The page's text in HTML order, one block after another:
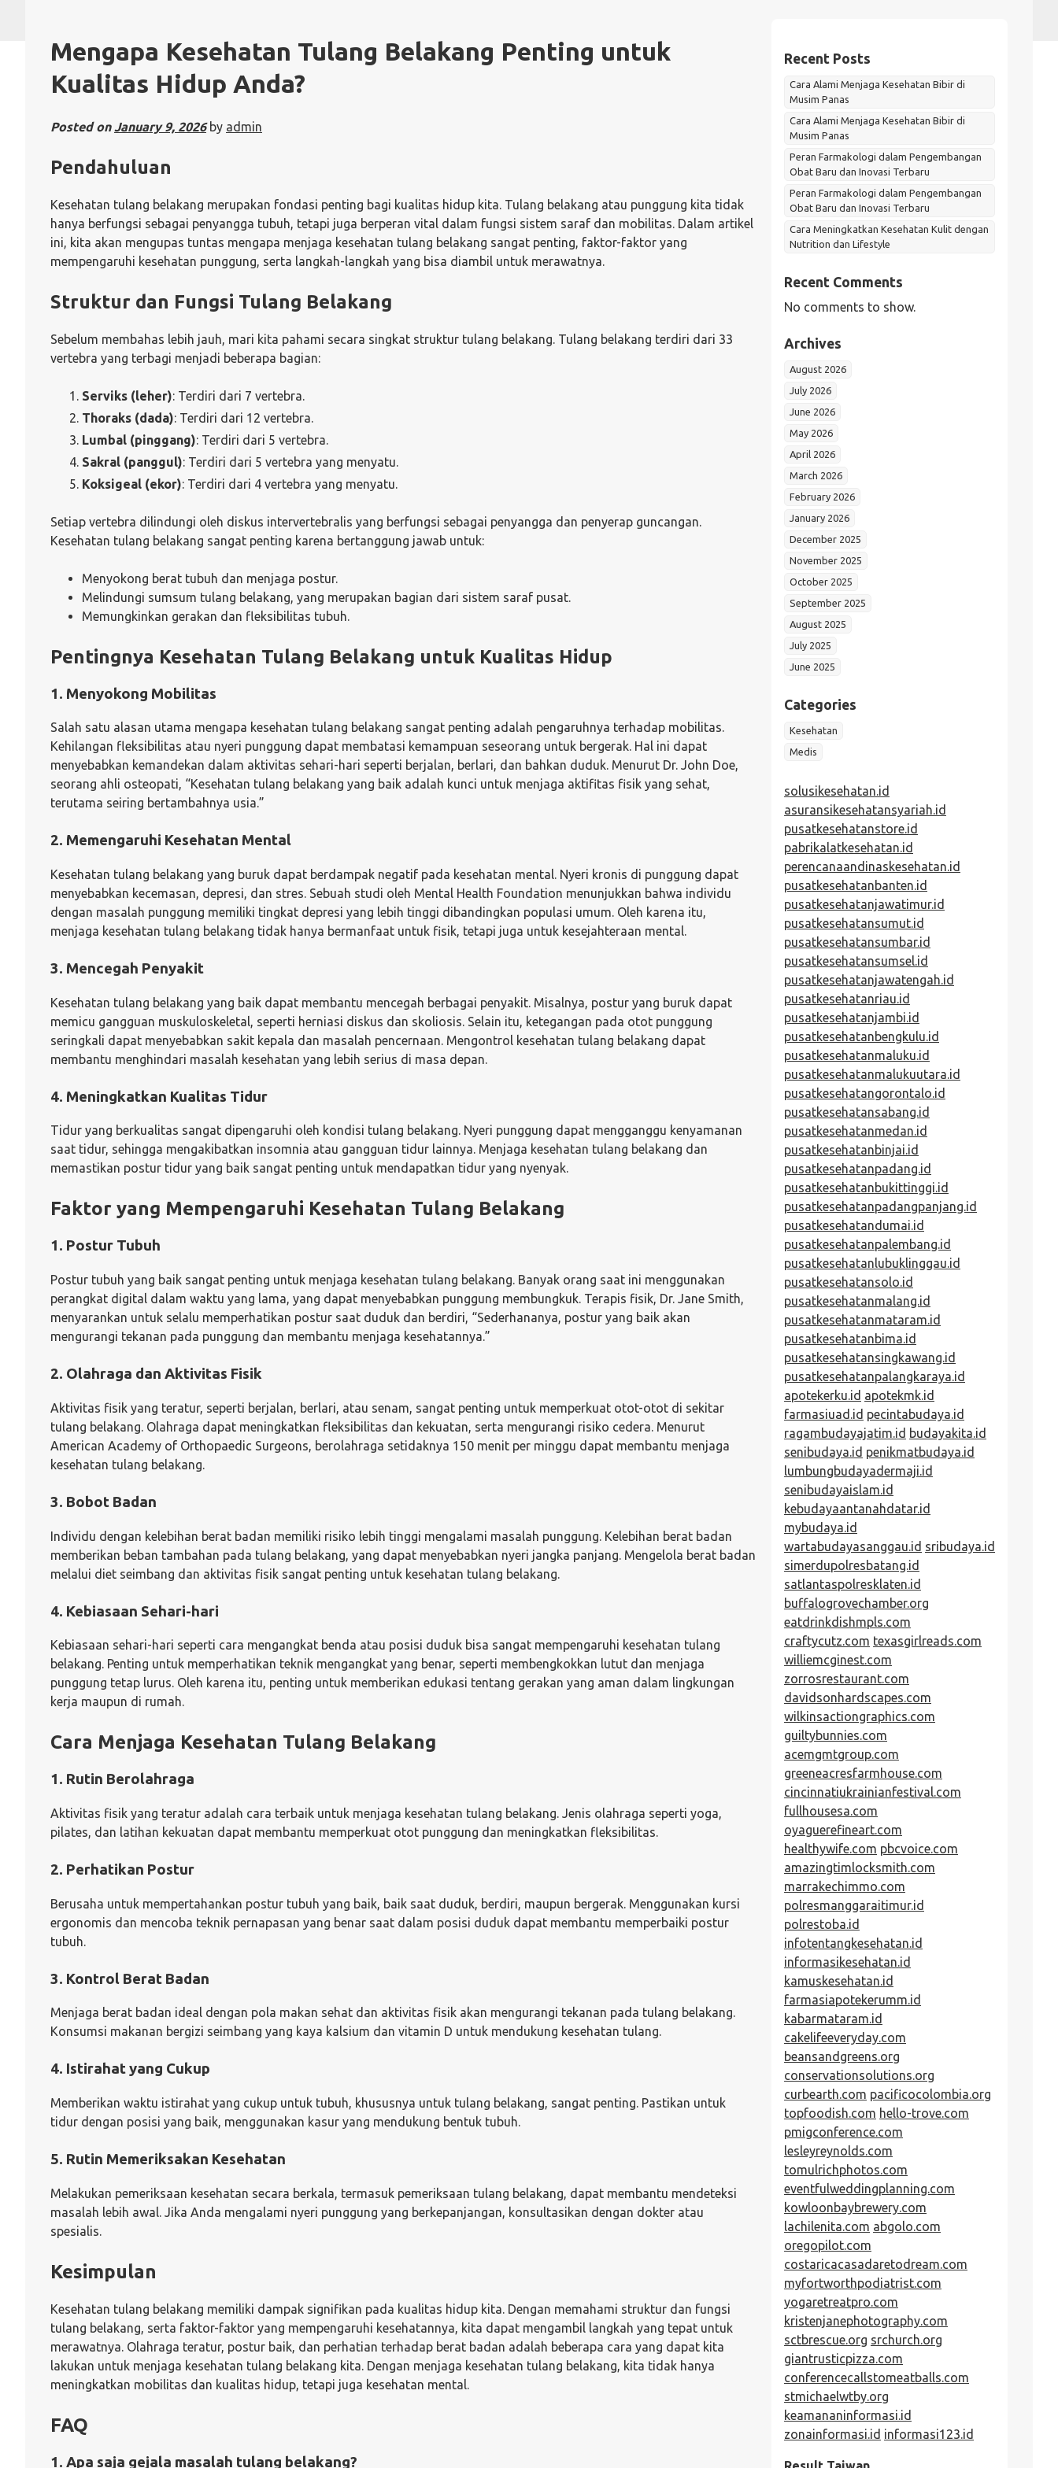
Mengapa Kesehatan Tulang Belakang Penting untuk
Kualitas Hidup Anda?
Posted onJanuary 9, 2026by admin
Pendahuluan
Kesehatan tulang belakang merupakan fondasi penting bagi kualitas hidup kita. Tulang belakang atau punggung kita tidak
hanya berfungsi sebagai penyangga tubuh, tetapi juga berperan vital dalam fungsi sistem saraf dan mobilitas. Dalam artikel
ini, kita akan mengupas tuntas mengapa menjaga kesehatan tulang belakang sangat penting, faktor-faktor yang
mempengaruhi kesehatan punggung, serta langkah-langkah yang bisa diambil untuk merawatnya.
Struktur dan Fungsi Tulang Belakang
Sebelum membahas lebih jauh, mari kita pahami secara singkat struktur tulang belakang. Tulang belakang terdiri dari 33
vertebra yang terbagi menjadi beberapa bagian:
Serviks (leher): Terdiri dari 7 vertebra.
Thoraks (dada): Terdiri dari 12 vertebra.
Lumbal (pinggang): Terdiri dari 5 vertebra.
Sakral (panggul): Terdiri dari 5 vertebra yang menyatu.
Koksigeal (ekor): Terdiri dari 4 vertebra yang menyatu.
Setiap vertebra dilindungi oleh diskus intervertebralis yang berfungsi sebagai penyangga dan penyerap guncangan.
Kesehatan tulang belakang sangat penting karena bertanggung jawab untuk:
Menyokong berat tubuh dan menjaga postur.
Melindungi sumsum tulang belakang, yang merupakan bagian dari sistem saraf pusat.
Memungkinkan gerakan dan fleksibilitas tubuh.
Pentingnya Kesehatan Tulang Belakang untuk Kualitas Hidup
1. Menyokong Mobilitas
Salah satu alasan utama mengapa kesehatan tulang belakang sangat penting adalah pengaruhnya terhadap mobilitas.
Kehilangan fleksibilitas atau nyeri punggung dapat membatasi kemampuan seseorang untuk bergerak. Hal ini dapat
menyebabkan kemandekan dalam aktivitas sehari-hari seperti berjalan, berlari, dan bahkan duduk. Menurut Dr. John Doe,
seorang ahli osteopati, “Kesehatan tulang belakang yang baik adalah kunci untuk menjaga aktifitas fisik yang sehat,
terutama seiring bertambahnya usia.”
2. Memengaruhi Kesehatan Mental
Kesehatan tulang belakang yang buruk dapat berdampak negatif pada kesehatan mental. Nyeri kronis di punggung dapat
menyebabkan kecemasan, depresi, dan stres. Sebuah studi oleh Mental Health Foundation menunjukkan bahwa individu
dengan masalah punggung memiliki tingkat depresi yang lebih tinggi dibandingkan populasi umum. Oleh karena itu,
menjaga kesehatan tulang belakang tidak hanya bermanfaat untuk fisik, tetapi juga untuk kesejahteraan mental.
3. Mencegah Penyakit
Kesehatan tulang belakang yang baik dapat membantu mencegah berbagai penyakit. Misalnya, postur yang buruk dapat
memicu gangguan muskuloskeletal, seperti herniasi diskus dan skoliosis. Selain itu, ketegangan pada otot punggung
seringkali dapat menyebabkan sakit kepala dan masalah pencernaan. Mengontrol kesehatan tulang belakang dapat
membantu menghindari masalah kesehatan yang lebih serius di masa depan.
4. Meningkatkan Kualitas Tidur
Tidur yang berkualitas sangat dipengaruhi oleh kondisi tulang belakang. Nyeri punggung dapat mengganggu kenyamanan
saat tidur, sehingga mengakibatkan insomnia atau gangguan tidur lainnya. Menjaga kesehatan tulang belakang dan
memastikan postur tidur yang baik sangat penting untuk mendapatkan tidur yang nyenyak.
Faktor yang Mempengaruhi Kesehatan Tulang Belakang
1. Postur Tubuh
Postur tubuh yang baik sangat penting untuk menjaga kesehatan tulang belakang. Banyak orang saat ini menggunakan
perangkat digital dalam waktu yang lama, yang dapat menyebabkan punggung membungkuk. Terapis fisik, Dr. Jane Smith,
menyarankan untuk selalu memperhatikan postur saat duduk dan berdiri, “Sederhananya, postur yang baik akan
mengurangi tekanan pada punggung dan membantu menjaga kesehatannya.”
2. Olahraga dan Aktivitas Fisik
Aktivitas fisik yang teratur, seperti berjalan, berlari, atau senam, sangat penting untuk memperkuat otot-otot di sekitar
tulang belakang. Olahraga dapat meningkatkan fleksibilitas dan kekuatan, serta mengurangi risiko cedera. Menurut
American Academy of Orthopaedic Surgeons, berolahraga setidaknya 150 menit per minggu dapat membantu menjaga
kesehatan tulang belakang.
3. Bobot Badan
Individu dengan kelebihan berat badan memiliki risiko lebih tinggi mengalami masalah punggung. Kelebihan berat badan
memberikan beban tambahan pada tulang belakang, yang dapat menyebabkan nyeri jangka panjang. Mengelola berat badan
melalui diet seimbang dan aktivitas fisik sangat penting untuk kesehatan tulang belakang.
4. Kebiasaan Sehari-hari
Kebiasaan sehari-hari seperti cara mengangkat benda atau posisi duduk bisa sangat mempengaruhi kesehatan tulang
belakang. Penting untuk memperhatikan teknik mengangkat yang benar, seperti membengkokkan lutut dan menjaga
punggung tetap lurus. Oleh karena itu, penting untuk memberikan edukasi tentang gerakan yang aman dalam lingkungan
kerja maupun di rumah.
Cara Menjaga Kesehatan Tulang Belakang
1. Rutin Berolahraga
Aktivitas fisik yang teratur adalah cara terbaik untuk menjaga kesehatan tulang belakang. Jenis olahraga seperti yoga,
pilates, dan latihan kekuatan dapat membantu memperkuat otot punggung dan meningkatkan fleksibilitas.
2. Perhatikan Postur
Berusaha untuk mempertahankan postur tubuh yang baik, baik saat duduk, berdiri, maupun bergerak. Menggunakan kursi
ergonomis dan mencoba teknik pernapasan yang benar saat dalam posisi duduk dapat membantu memperbaiki postur
tubuh.
3. Kontrol Berat Badan
Menjaga berat badan ideal dengan pola makan sehat dan aktivitas fisik akan mengurangi tekanan pada tulang belakang.
Konsumsi makanan bergizi seimbang yang kaya kalsium dan vitamin D untuk mendukung kesehatan tulang.
4. Istirahat yang Cukup
Memberikan waktu istirahat yang cukup untuk tubuh, khususnya untuk tulang belakang, sangat penting. Pastikan untuk
tidur dengan posisi yang baik, menggunakan kasur yang mendukung bentuk tubuh.
5. Rutin Memeriksakan Kesehatan
Melakukan pemeriksaan kesehatan secara berkala, termasuk pemeriksaan tulang belakang, dapat membantu mendeteksi
masalah lebih awal. Jika Anda mengalami nyeri punggung yang berkepanjangan, konsultasikan dengan dokter atau
spesialis.
Kesimpulan
Kesehatan tulang belakang memiliki dampak signifikan pada kualitas hidup kita. Dengan memahami struktur dan fungsi
tulang belakang, serta faktor-faktor yang mempengaruhi kesehatannya, kita dapat mengambil langkah yang tepat untuk
merawatnya. Olahraga teratur, postur baik, dan perhatian terhadap berat badan adalah beberapa cara yang dapat kita
lakukan untuk menjaga kesehatan tulang belakang kita. Dengan menjaga kesehatan tulang belakang, kita tidak hanya
meningkatkan mobilitas dan kualitas hidup, tetapi juga kesehatan mental.
FAQ
1. Apa saja gejala masalah tulang belakang?
Recent Posts
Cara Alami Menjaga Kesehatan Bibir di
Musim Panas
Cara Alami Menjaga Kesehatan Bibir di
Musim Panas
Peran Farmakologi dalam Pengembangan
Obat Baru dan Inovasi Terbaru
Peran Farmakologi dalam Pengembangan
Obat Baru dan Inovasi Terbaru
Cara Meningkatkan Kesehatan Kulit dengan
Nutrition dan Lifestyle
Recent Comments
No comments to show.
Archives
August 2026
July 2026
June 2026
May 2026
April 2026
March 2026
February 2026
January 2026
December 2025
November 2025
October 2025
September 2025
August 2025
July 2025
June 2025
Categories
Kesehatan
Medis
solusikesehatan.id
asuransikesehatansyariah.id
pusatkesehatanstore.id
pabrikalatkesehatan.id
perencanaandinaskesehatan.id
pusatkesehatanbanten.id
pusatkesehatanjawatimur.id
pusatkesehatansumut.id
pusatkesehatansumbar.id
pusatkesehatansumsel.id
pusatkesehatanjawatengah.id
pusatkesehatanriau.id
pusatkesehatanjambi.id
pusatkesehatanbengkulu.id
pusatkesehatanmaluku.id
pusatkesehatanmalukuutara.id
pusatkesehatangorontalo.id
pusatkesehatansabang.id
pusatkesehatanmedan.id
pusatkesehatanbinjai.id
pusatkesehatanpadang.id
pusatkesehatanbukittinggi.id
pusatkesehatanpadangpanjang.id
pusatkesehatandumai.id
pusatkesehatanpalembang.id
pusatkesehatanlubuklinggau.id
pusatkesehatansolo.id
pusatkesehatanmalang.id
pusatkesehatanmataram.id
pusatkesehatanbima.id
pusatkesehatansingkawang.id
pusatkesehatanpalangkaraya.id
apotekerku.id apotekmk.id
farmasiuad.id pecintabudaya.id
ragambudayajatim.id budayakita.id
senibudaya.id penikmatbudaya.id
lumbungbudayadermaji.id
senibudayaislam.id
kebudayaantanahdatar.id
mybudaya.id
wartabudayasanggau.id sribudaya.id
simerdupolresbatang.id
satlantaspolresklaten.id
buffalogrovechamber.org
eatdrinkdishmpls.com
craftycutz.com texasgirlreads.com
williemcginest.com
zorrosrestaurant.com
davidsonhardscapes.com
wilkinsactiongraphics.com
guiltybunnies.com
acemgmtgroup.com
greeneacresfarmhouse.com
cincinnatiukrainianfestival.com
fullhousesa.com
oyaguerefineart.com
healthywife.com pbcvoice.com
amazingtimlocksmith.com
marrakechimmo.com
polresmanggaraitimur.id
polrestoba.id
infotentangkesehatan.id
informasikesehatan.id
kamuskesehatan.id
farmasiapotekerumm.id
kabarmataram.id
cakelifeeveryday.com
beansandgreens.org
conservationsolutions.org
curbearth.com pacificocolombia.org
topfoodish.com hello-trove.com
pmigconference.com
lesleyreynolds.com
tomulrichphotos.com
eventfulweddingplanning.com
kowloonbaybrewery.com
lachilenita.com abgolo.com
oregopilot.com
costaricacasadaretodream.com
myfortworthpodiatrist.com
yogaretreatpro.com
kristenjanephotography.com
sctbrescue.org srchurch.org
giantrusticpizza.com
conferencecallstomeatballs.com
stmichaelwtby.org
keamananinformasi.id
zonainformasi.id informasi123.id